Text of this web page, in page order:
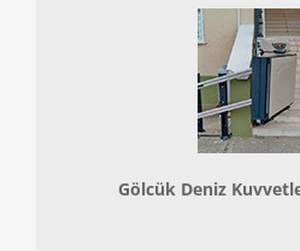
Gölcük Deniz